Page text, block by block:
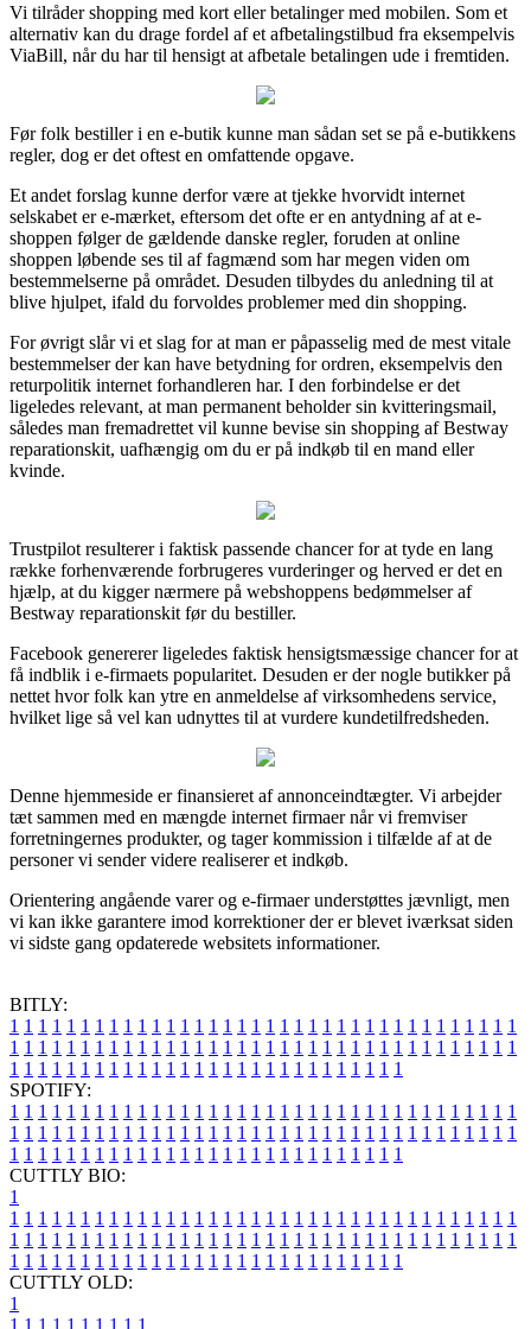
Vi tilråder shopping med kort eller betalinger med mobilen. Som et
alternativ kan du drage fordel af et afbetalingstilbud fra eksempelvis
ViaBill, når du har til hensigt at afbetale betalingen ude i fremtiden.
Før folk bestiller i en e-butik kunne man sådan set se på e-butikkens
regler, dog er det oftest en omfattende opgave.
Et andet forslag kunne derfor være at tjekke hvorvidt internet
selskabet er e-mærket, eftersom det ofte er en antydning af at e-
shoppen følger de gældende danske regler, foruden at online
shoppen løbende ses til af fagmænd som har megen viden om
bestemmelserne på området. Desuden tilbydes du anledning til at
blive hjulpet, ifald du forvoldes problemer med din shopping.
For øvrigt slår vi et slag for at man er påpasselig med de mest vitale
bestemmelser der kan have betydning for ordren, eksempelvis den
returpolitik internet forhandleren har. I den forbindelse er det
ligeledes relevant, at man permanent beholder sin kvitteringsmail,
således man fremadrettet vil kunne bevise sin shopping af Bestway
reparationskit, uafhængig om du er på indkøb til en mand eller
kvinde.
Trustpilot resulterer i faktisk passende chancer for at tyde en lang
række forhenværende forbrugeres vurderinger og herved er det en
hjælp, at du kigger nærmere på webshoppens bedømmelser af
Bestway reparationskit før du bestiller.
Facebook genererer ligeledes faktisk hensigtsmæssige chancer for at
få indblik i e-firmaets popularitet. Desuden er der nogle butikker på
nettet hvor folk kan ytre en anmeldelse af virksomhedens service,
hvilket lige så vel kan udnyttes til at vurdere kundetilfredsheden.
Denne hjemmeside er finansieret af annonceindtægter. Vi arbejder
tæt sammen med en mængde internet firmaer når vi fremviser
forretningernes produkter, og tager kommission i tilfælde af at de
personer vi sender videre realiserer et indkøb.
Orientering angående varer og e-firmaer understøttes jævnligt, men
vi kan ikke garantere imod korrektioner der er blevet iværksat siden
vi sidste gang opdaterede websitets informationer.
BITLY:
1 1 1 1 1 1 1 1 1 1 1 1 1 1 1 1 1 1 1 1 1 1 1 1 1 1 1 1 1 1 1 1 1 1 1 1
1 1 1 1 1 1 1 1 1 1 1 1 1 1 1 1 1 1 1 1 1 1 1 1 1 1 1 1 1 1 1 1 1 1 1 1
1 1 1 1 1 1 1 1 1 1 1 1 1 1 1 1 1 1 1 1 1 1 1 1 1 1 1 1
SPOTIFY:
1 1 1 1 1 1 1 1 1 1 1 1 1 1 1 1 1 1 1 1 1 1 1 1 1 1 1 1 1 1 1 1 1 1 1 1
1 1 1 1 1 1 1 1 1 1 1 1 1 1 1 1 1 1 1 1 1 1 1 1 1 1 1 1 1 1 1 1 1 1 1 1
1 1 1 1 1 1 1 1 1 1 1 1 1 1 1 1 1 1 1 1 1 1 1 1 1 1 1 1
CUTTLY BIO:
1
1 1 1 1 1 1 1 1 1 1 1 1 1 1 1 1 1 1 1 1 1 1 1 1 1 1 1 1 1 1 1 1 1 1 1 1
1 1 1 1 1 1 1 1 1 1 1 1 1 1 1 1 1 1 1 1 1 1 1 1 1 1 1 1 1 1 1 1 1 1 1 1
1 1 1 1 1 1 1 1 1 1 1 1 1 1 1 1 1 1 1 1 1 1 1 1 1 1 1 1
CUTTLY OLD:
1
1 1 1 1 1 1 1 1 1 1